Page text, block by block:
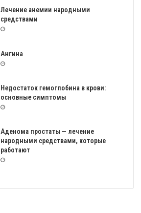
Лечение анемии народными
средствами
Ангина
Недостаток гемоглобина в крови:
основные симптомы
Аденома простаты — лечение
народными средствами, которые
работают